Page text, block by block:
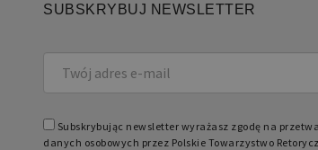
SUBSKRYBUJ NEWSLETTER
Subskrybując newsletter wyrażasz zgodę na
danych osobowych przez Polskie Towarzystwo